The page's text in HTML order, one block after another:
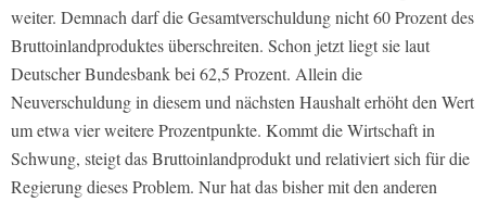
weiter. Demnach darf die Gesamtverschuldung nicht 60 Prozent des
Bruttoinlandproduktes überschreiten. Schon jetzt liegt sie laut
Deutscher Bundesbank bei 62,5 Prozent. Allein die
Neuverschuldung in diesem und nächsten Haushalt erhöht den Wert
um etwa vier weitere Prozentpunkte. Kommt die Wirtschaft in
Schwung, steigt das Bruttoinlandprodukt und relativiert sich für die
Regierung dieses Problem. Nur hat das bisher mit den anderen